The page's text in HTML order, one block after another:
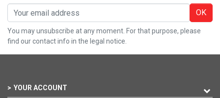
OK
You may unsubscribe at any moment. For that purpose, please
find our contact info in the legal notice.
YOUR ACCOUNT